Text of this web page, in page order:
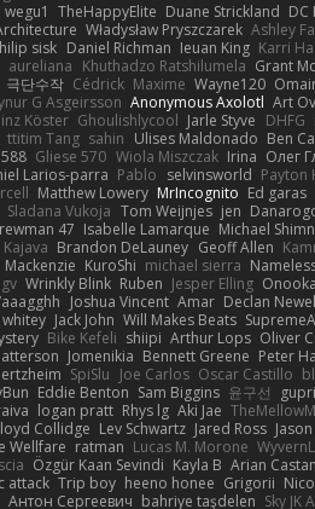
wegu1 TheHappyElite Duane Strickland DC
Władysław Pryszczarek Ashley
sisk Daniel Richman Ieuan King Karri
aureliana Khuthadzo Ratshilumela Grant
극단수작 Cédrick Maxime Wayne120
G Asgeirsson Anonymous Axolotl Art
Köster Ghoulishlycool Jarle Styve DHFG
ttitim Tang sahin Ulises Maldonado Ben
Gliese 570 Wiola Miszczak Irina Олег
Larios-parra Pablo selvinsworld Payton
Matthew Lowery MrIncognito Ed garas
Sladana Vukoja Tom Weijnjes jen
47 Isabelle Lamarque Michael
Brandon DeLauney Geoff Allen
Mackenzie KuroShi michael sierra
Wrinkly Blink Ruben Jesper Elling Onooka
Joshua Vincent Amar Declan
whitey Jack John Will Makes Beats
Bike Kefeli shiipi Arthur Lops Oliver
Jomenikia Bennett Greene Peter
SpiSlu Joe Carlos Oscar Castillo
Eddie Benton Sam Biggins 윤구선
logan pratt Rhys lg Aki Jae
Collidge Lev Schwartz Jared Ross
Wellfare ratman Lucas M. Morone
Özgür Kaan Sevindi Kayla B Arian
attack Trip boy heeno honee Grigorii
Антон Сергеевич bahriye taşdelen Sky JK